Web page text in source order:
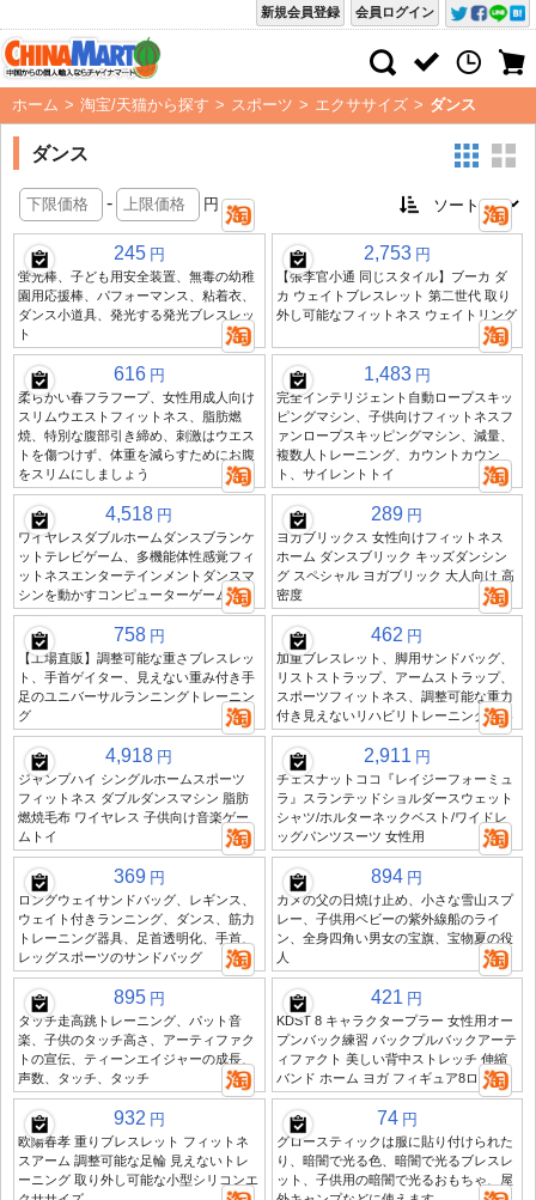
会員ログイン
新規会員登録
ホーム > 淘宝/天猫から探す > スポーツ > エクササイズ > ダンス
ダンス
- 円
245 円
蛍光棒、子ども用安全装置、無毒の幼稚
園用応援棒、パフォーマンス、粘着衣、
ダンス小道具、発光する発光ブレスレッ
ト
2,753 円
【張李官小通 同じスタイル】ブーカ ダ
カ ウェイトブレスレット 第二世代 取り
外し可能なフィットネス ウェイトリング
616 円
柔らかい春フラフープ、女性用成人向け
スリムウエストフィットネス、脂肪燃
焼、特別な腹部引き締め、刺激はウエス
トを傷つけず、体重を減らすためにお腹
をスリムにしましょう
1,483 円
完全インテリジェント自動ロープスキッ
ピングマシン、子供向けフィットネスフ
ァンロープスキッピングマシン、減量、
複数人トレーニング、カウントカウン
ト、サイレントトイ
4,518 円
ワイヤレスダブルホームダンスブランケ
ットテレビゲーム、多機能体性感覚フィ
ットネスエンターテインメントダンスマ
シンを動かすコンピューターゲーム
289 円
ヨガブリックス 女性向けフィットネス
ホーム ダンスブリック キッズダンシン
グ スペシャル ヨガブリック 大人向け 高
密度
758 円
【工場直販】調整可能な重さブレスレッ
ト、手首ゲイター、見えない重み付き手
足のユニバーサルランニングトレーニン
グ
462 円
加重ブレスレット、脚用サンドバッグ、
リストストラップ、アームストラップ、
スポーツフィットネス、調整可能な重力
付き見えないリハビリトレーニング機器
4,918 円
ジャンプハイ シングルホームスポーツ
フィットネス ダブルダンスマシン 脂肪
燃焼毛布 ワイヤレス 子供向け音楽ゲー
ムトイ
2,911 円
チェスナットココ『レイジーフォーミュ
ラ』スランテッドショルダースウェット
シャツ/ホルターネックベスト/ワイドレ
ッグパンツスーツ 女性用
369 円
ロングウェイサンドバッグ、レギンス、
ウェイト付きランニング、ダンス、筋力
トレーニング器具、足首透明化、手首、
レッグスポーツのサンドバッグ
894 円
カメの父の日焼け止め、小さな雪山スプ
レー、子供用ベビーの紫外線船のライ
ン、全身四角い男女の宝旗、宝物夏の役
人
895 円
タッチ走高跳トレーニング、パット音
楽、子供のタッチ高さ、アーティファク
トの宣伝、ティーンエイジャーの成長、
声数、タッチ、タッチ
421 円
KDST 8 キャラクタープラー 女性用オー
プンバック練習 バックプルバックアーテ
ィファクト 美しい背中ストレッチ 伸縮
バンド ホーム ヨガ フィギュア8ロープ
932 円
欧陽春孝 重りブレスレット フィットネ
スアーム 調整可能な足輪 見えないトレ
ーニング 取り外し可能な小型シリコンエ
74 円
グロースティックは服に貼り付けられた
り、暗闇で光る色、暗闇で光るブレスレ
ット、子供用の暗闇で光るおもちゃ、屋